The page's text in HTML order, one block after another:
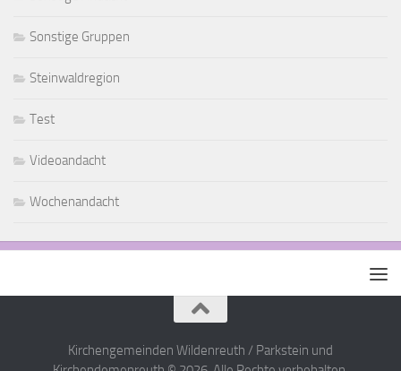
Sonstige Gruppen
Steinwaldregion
Test
Videoandacht
Wochenandacht
Kirchengemeinden Wildenreuth / Parkstein und